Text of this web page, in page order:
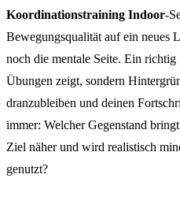
Koordinationstraining Indoor-
Bewegungsqualität auf ein neues
noch die mentale Seite. Ein
Übungen zeigt, sondern
dranzubleiben und deinen
immer: Welcher Gegenstand
Ziel näher und wird realistisch
genutzt?